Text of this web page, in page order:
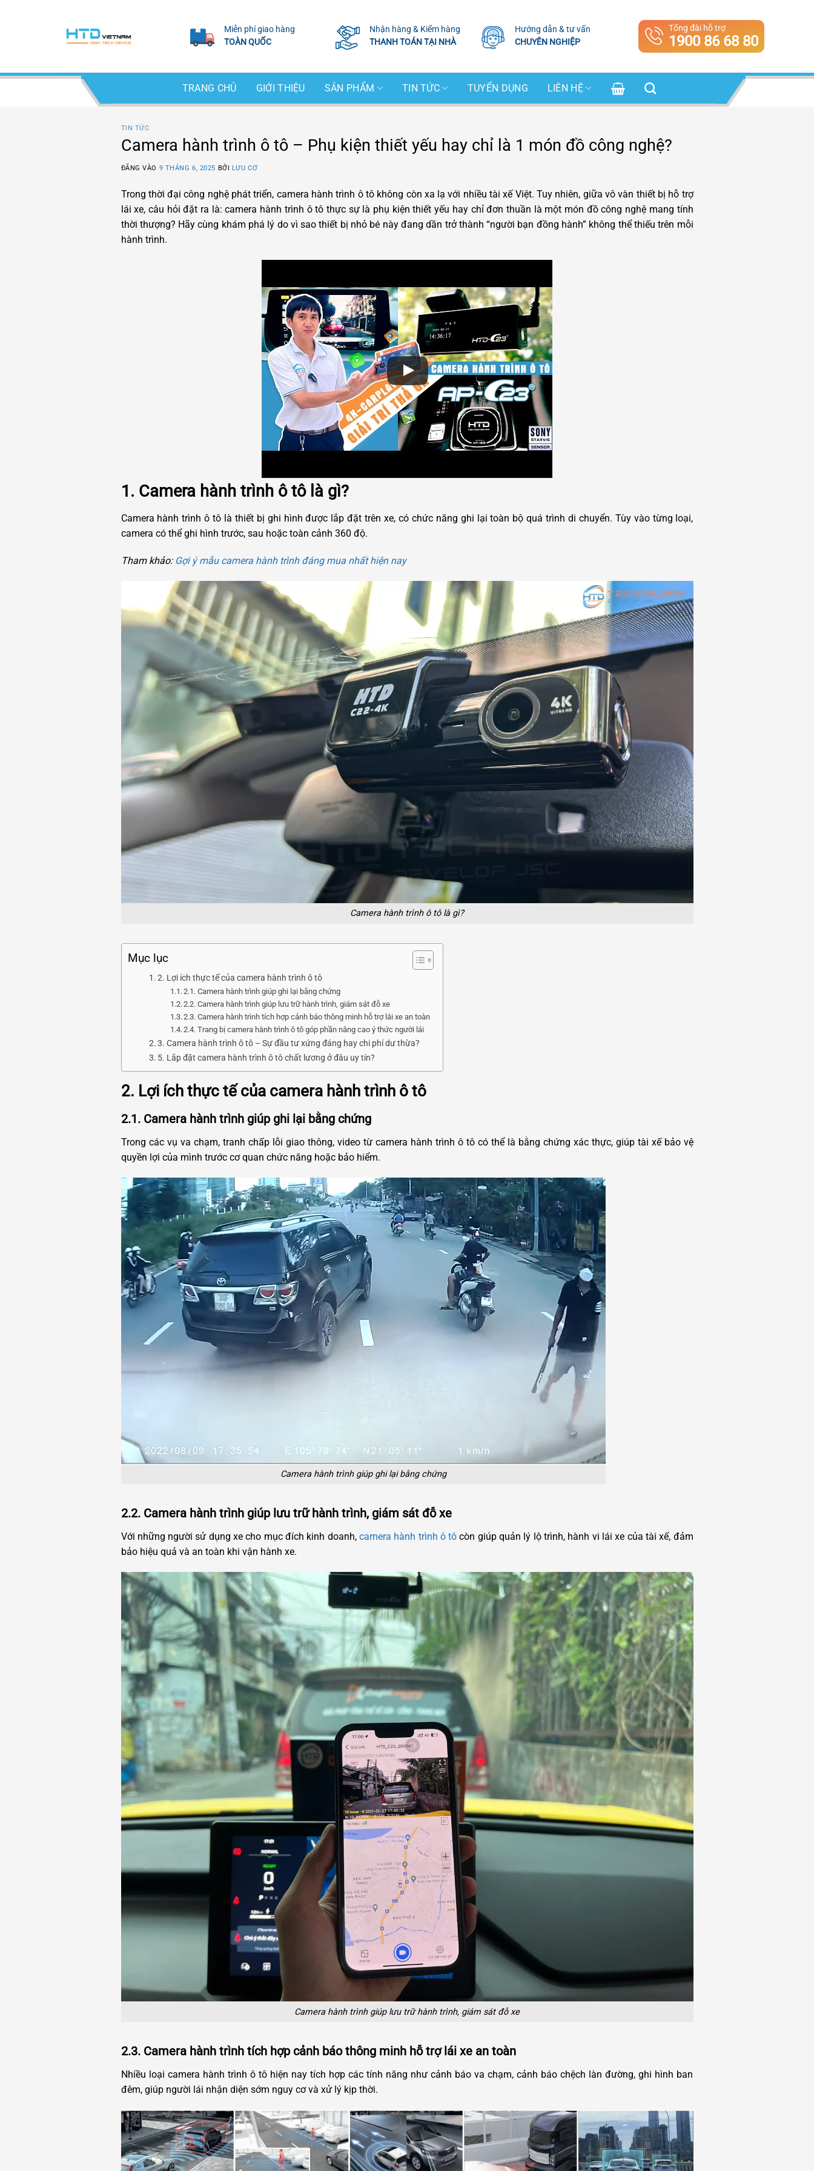
Miễn phí giao hàng
TOÀN QUỐC
Nhận hàng & Kiểm hàng
THANH TOÁN TẠI NHÀ
Hướng dẫn & tư vấn
CHUYÊN NGHIỆP
Tổng đài hỗ trợ
1900 86 68 80
TRANG CHỦ GIỚI THIỆU SẢN PHẨM TIN TỨC TUYỂN DỤNG LIÊN HỆ
TIN TỨC
Camera hành trình ô tô – Phụ kiện thiết yếu hay chỉ là 1 món đồ công nghệ?
ĐĂNG VÀO 9 THÁNG 6, 2025 BỞI LƯU CƠ
Trong thời đại công nghệ phát triển, camera hành trình ô tô không còn xa lạ với nhiều tài xế Việt. Tuy nhiên, giữa vô vàn thiết bị hỗ trợ
lái xe, câu hỏi đặt ra là: camera hành trình ô tô thực sự là phụ kiện thiết yếu hay chỉ đơn thuần là một món đồ công nghệ mang tính
thời thượng? Hãy cùng khám phá lý do vì sao thiết bị nhỏ bé này đang dần trở thành “người bạn đồng hành” không thể thiếu trên mỗi
hành trình.
1. Camera hành trình ô tô là gì?
Camera hành trình ô tô là thiết bị ghi hình được lắp đặt trên xe, có chức năng ghi lại toàn bộ quá trình di chuyển. Tùy vào từng loại,
camera có thể ghi hình trước, sau hoặc toàn cảnh 360 độ.
Tham khảo: Gợi ý mẫu camera hành trình đáng mua nhất hiện nay
Camera hành trình ô tô là gì?
Mục lục
2. Lợi ích thực tế của camera hành trình ô tô
2.1. Camera hành trình giúp ghi lại bằng chứng
2.2. Camera hành trình giúp lưu trữ hành trình, giám sát đỗ xe
2.3. Camera hành trình tích hợp cảnh báo thông minh hỗ trợ lái xe an toàn
2.4. Trang bị camera hành trình ô tô góp phần nâng cao ý thức người lái
3. Camera hành trình ô tô – Sự đầu tư xứng đáng hay chi phí dư thừa?
5. Lắp đặt camera hành trình ô tô chất lương ở đâu uy tín?
2. Lợi ích thực tế của camera hành trình ô tô
2.1. Camera hành trình giúp ghi lại bằng chứng
Trong các vụ va chạm, tranh chấp lỗi giao thông, video từ camera hành trình ô tô có thể là bằng chứng xác thực, giúp tài xế bảo vệ
quyền lợi của mình trước cơ quan chức năng hoặc bảo hiểm.
Camera hành trình giúp ghi lại bằng chứng
2.2. Camera hành trình giúp lưu trữ hành trình, giám sát đỗ xe
Với những người sử dụng xe cho mục đích kinh doanh, camera hành trình ô tô còn giúp quản lý lộ trình, hành vi lái xe của tài xế, đảm
bảo hiệu quả và an toàn khi vận hành xe.
Camera hành trình giúp lưu trữ hành trình, giám sát đỗ xe
2.3. Camera hành trình tích hợp cảnh báo thông minh hỗ trợ lái xe an toàn
Nhiều loại camera hành trình ô tô hiện nay tích hợp các tính năng như cảnh báo va chạm, cảnh báo chệch làn đường, ghi hình ban
đêm, giúp người lái nhận diện sớm nguy cơ và xử lý kịp thời.